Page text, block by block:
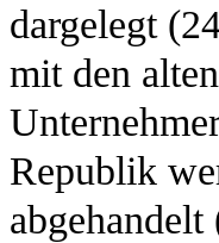
dargelegt
mit den
Republik